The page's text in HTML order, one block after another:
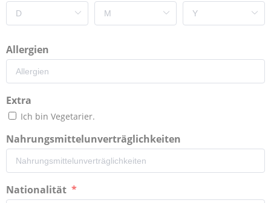
Allergien
Extra
Ich bin Vegetarier.
Nahrungsmittelunverträglichkeiten
Nationalität